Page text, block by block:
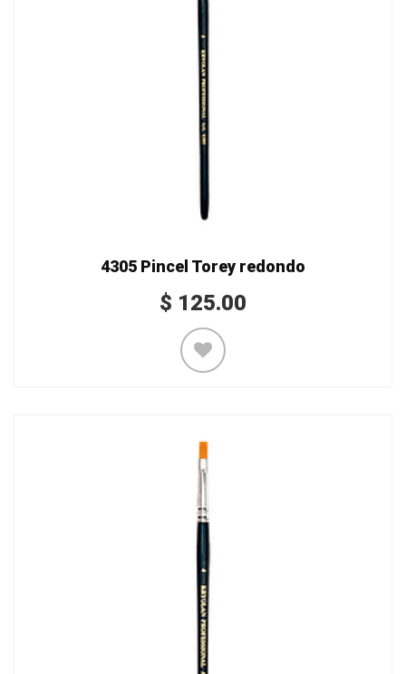
4305 Pincel Torey redondo
$ 125.00